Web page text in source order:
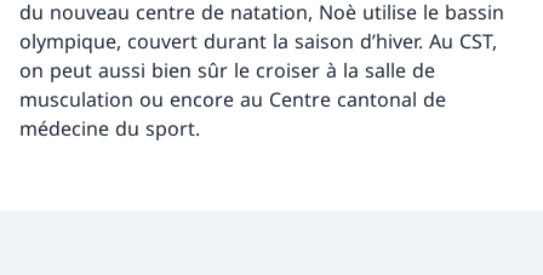
du nouveau centre de natation, Noè utilise le bassin
olympique, couvert durant la saison d’hiver. Au CST,
on peut aussi bien sûr le croiser à la salle de
musculation ou encore au Centre cantonal de
médecine du sport.